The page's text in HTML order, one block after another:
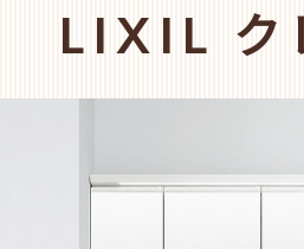
LIXIL ク